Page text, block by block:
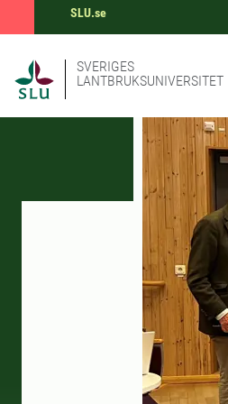
SLU.se
SVERIGES
LANTBRUKSUNIVERSITET